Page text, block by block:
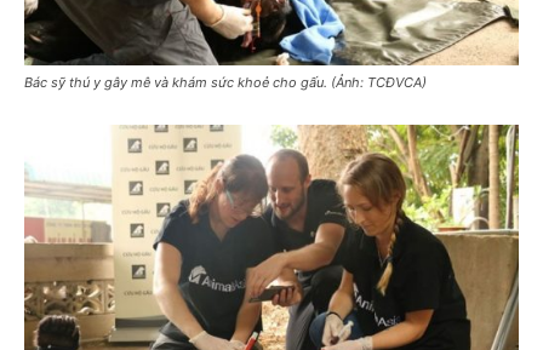
Bác sỹ thú y gây mê và khám sức khoẻ cho gấu. (Ảnh: TCĐVCA)